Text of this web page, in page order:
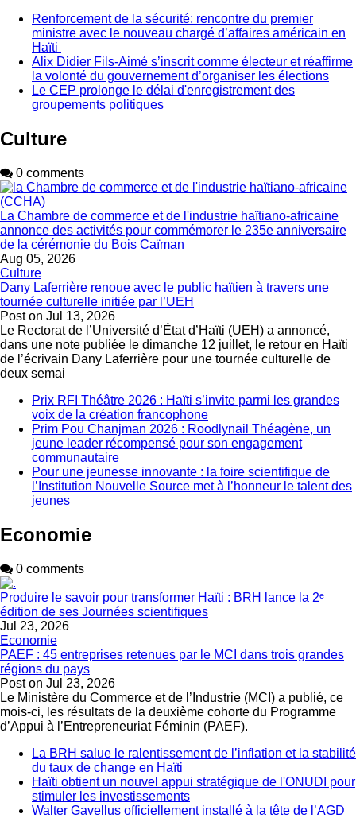
Renforcement de la sécurité: rencontre du premier
ministre avec le nouveau chargé d’affaires américain en
Haïti
Alix Didier Fils-Aimé s’inscrit comme électeur et réaffirme
la volonté du gouvernement d’organiser les élections
Le CEP prolonge le délai d'enregistrement des
groupements politiques
Culture
0 comments
La Chambre de commerce et de l'industrie haïtiano-africaine
annonce des activités pour commémorer le 235e anniversaire
de la cérémonie du Bois Caïman
Aug 05, 2026
Culture
Dany Laferrière renoue avec le public haïtien à travers une
tournée culturelle initiée par l’UEH
Post on Jul 13, 2026
Le Rectorat de l’Université d’État d’Haïti (UEH) a annoncé,
dans une note publiée le dimanche 12 juillet, le retour en Haïti
de l’écrivain Dany Laferrière pour une tournée culturelle de
deux semai
Prix RFI Théâtre 2026 : Haïti s’invite parmi les grandes
voix de la création francophone
Prim Pou Chanjman 2026 : Roodlynail Théagène, un
jeune leader récompensé pour son engagement
communautaire
Pour une jeunesse innovante : la foire scientifique de
l’Institution Nouvelle Source met à l’honneur le talent des
jeunes
Economie
0 comments
Produire le savoir pour transformer Haïti : BRH lance la 2ᵉ
édition de ses Journées scientifiques
Jul 23, 2026
Economie
PAEF : 45 entreprises retenues par le MCI dans trois grandes
régions du pays
Post on Jul 23, 2026
Le Ministère du Commerce et de l’Industrie (MCI) a publié, ce
mois-ci, les résultats de la deuxième cohorte du Programme
d’Appui à l’Entrepreneuriat Féminin (PAEF).
La BRH salue le ralentissement de l’inflation et la stabilité
du taux de change en Haïti
Haïti obtient un nouvel appui stratégique de l'ONUDI pour
stimuler les investissements
Walter Gavellus officiellement installé à la tête de l’AGD